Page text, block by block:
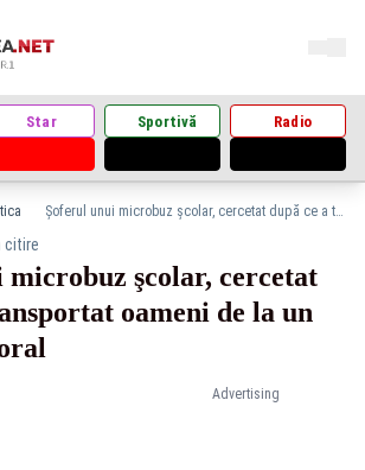
Star Sportivă Radio
Şoferul unui microbuz şcolar, cercetat după ce a transportat oameni de la un miting electoral
Advertising
citire
microbuz şcolar, cercetat
oameni de la un